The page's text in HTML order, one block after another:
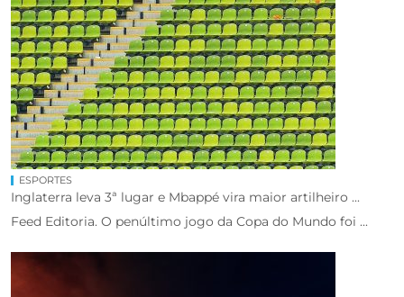
ESPORTES
Inglaterra leva 3ª lugar e Mbappé vira maior artilheiro ...
Feed Editoria. O penúltimo jogo da Copa do Mundo foi ...